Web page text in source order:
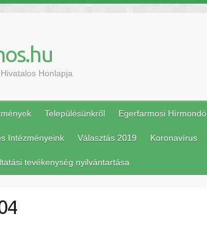
Honlapja
Településünkről Egerfarmosi Hírmondó
Intézményeink Választás 2019 Koronavírus
tevékenység nyilvántartása